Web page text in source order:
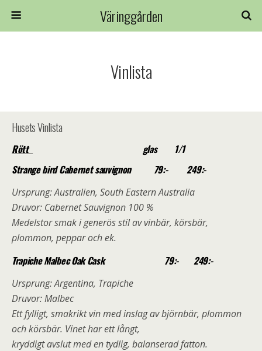
Väringgården
Vinlista
Husets Vinlista
Rött
glas 1/1
Strange bird Cabernet sauvignon
79:- 249:-
Ursprung: Australien, South Eastern Australia
Druvor: Cabernet Sauvignon 100 %
Medelstor smak i generös stil av vinbär, körsbär,
plommon, peppar och ek.
Trapiche Malbec Oak Cask 79:- 249:-
Ursprung: Argentina, Trapiche
Druvor: Malbec
Ett fylligt, smakrikt vin med inslag av björnbär, plommon
och körsbär. Vinet har ett långt,
kryddigt avslut med en tydlig, balanserad fatton.